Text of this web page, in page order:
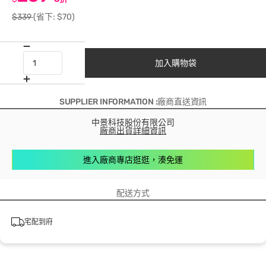
$339(省下: $70)
加入購物袋
SUPPLIER INFORMATION :廠商直送資訊
中景科技股份有限公司
廠商出貨詳細資訊
進入廠商專店逛逛，湊免運
配送方式
宅配到府